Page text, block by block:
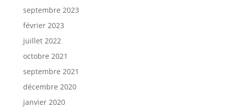
septembre 2023
février 2023
juillet 2022
octobre 2021
septembre 2021
décembre 2020
janvier 2020